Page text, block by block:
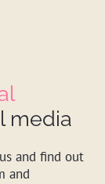
media
and find out
and